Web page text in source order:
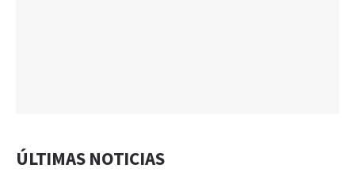
ÚLTIMAS NOTICIAS